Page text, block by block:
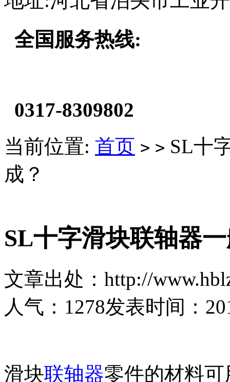
全国服务热线:
0317-8309802
当前位置: 首页 > > SL十
成？
SL十字滑块联轴器
文章出处：http://
人气： 1278发表时间：
滑块联轴器零件的材料可